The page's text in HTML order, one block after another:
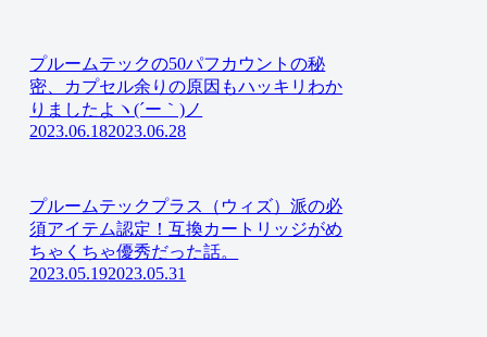
プルームテックの50パフカウントの秘
密、カプセル余りの原因もハッキリわか
りましたよヽ(´ー｀)ノ
2023.06.182023.06.28
プルームテックプラス（ウィズ）派の必
須アイテム認定！互換カートリッジがめ
ちゃくちゃ優秀だった話。
2023.05.192023.05.31